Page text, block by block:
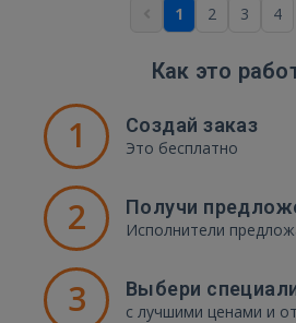
1 2 3 4
Как это
1 Создай заказ
Это бесплатно
2 Получи
Исполнители
3 Выбери
с лучшими ценами и